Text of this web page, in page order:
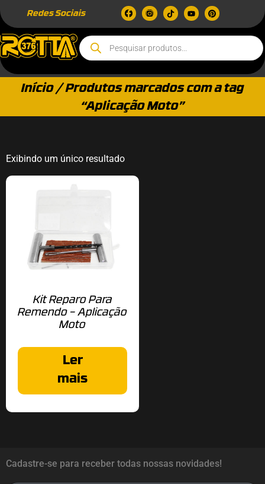
Redes Sociais
Início/ Produtos marcados com a tag
“Aplicação Moto”
Exibindo um único resultado
Kit Reparo Para
Remendo – Aplicação
Moto
Ler
mais
Cadastre-se para receber todas nossas novidades!